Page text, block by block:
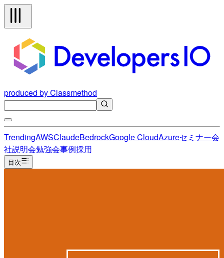
produced by Classmethod
TrendingAWSClaudeBedrockGoogle CloudAzureセミナー会
社説明会勉強会事例採用
目次